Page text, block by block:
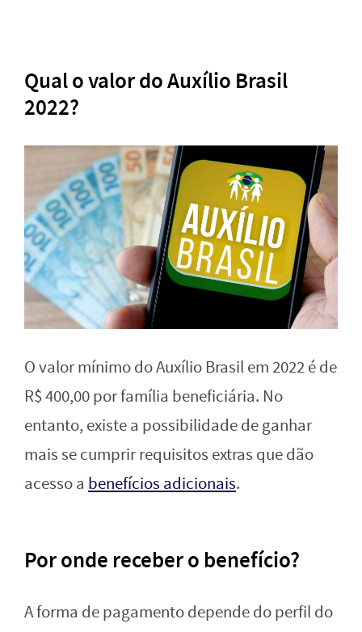
Qual o valor do Auxílio Brasil
2022?
O valor mínimo do Auxílio Brasil em 2022 é de
R$ 400,00 por família beneficiária. No
entanto, existe a possibilidade de ganhar
mais se cumprir requisitos extras que dão
acesso a benefícios adicionais.
Por onde receber o benefício?
A forma de pagamento depende do perfil do